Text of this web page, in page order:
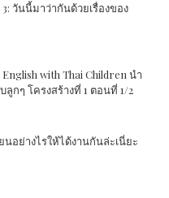
วันนี้มาว่ากันด้วยเรื่องของ
with Thai Children นำ
กๆ โครงสร้างที่ 1 ตอนที่ 1/2
อย่างไรให้ได้งานกันล่ะเนี่ยะ